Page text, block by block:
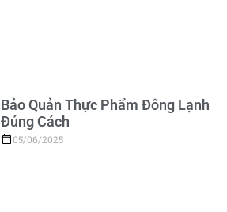
Bảo Quản Thực Phẩm Đông Lạnh
Đúng Cách
05/06/2025